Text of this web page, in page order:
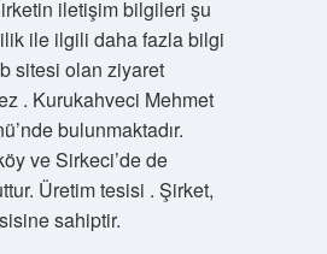
iletişim bilgileri şu
ile ilgili daha fazla bilgi
sitesi olan ziyaret
. Kurukahveci Mehmet
bulunmaktadır.
ve Sirkeci’de de
Üretim tesisi . Şirket,
sahiptir.